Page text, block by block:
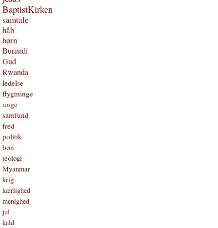
BaptistKirken
samtale
håb
børn
Burundi
Gud
Rwanda
ledelse
flygtninge
unge
samfund
fred
politik
bøn
teologi
Myanmar
krig
kærlighed
menighed
jul
kald